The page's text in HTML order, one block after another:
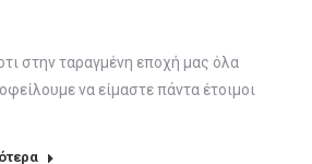
στην ταραγμένη εποχή μας όλα
να είμαστε πάντα έτοιμοι